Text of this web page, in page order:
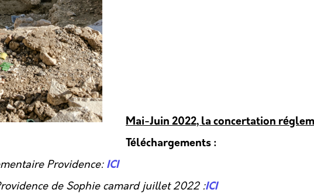
Mai-Juin 2022, la concertation
Téléchargements :
Providence: ICI
de Sophie camard juillet 2022 :ICI